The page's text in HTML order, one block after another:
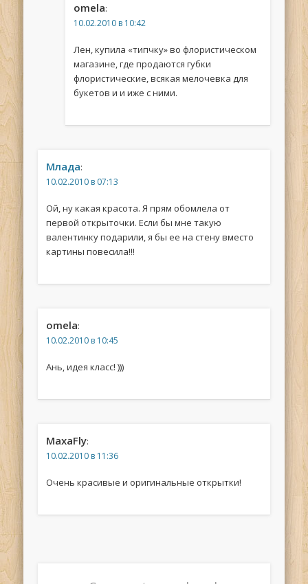
omela:
10.02.2010 в 10:42
Лен, купила «типчку» во флористическом
магазине, где продаются губки
флористические, всякая мелочевка для
букетов и и иже с ними.
Млада:
10.02.2010 в 07:13
Ой, ну какая красота. Я прям обомлела от
первой открыточки. Если бы мне такую
валентинку подарили, я бы ее на стену вместо
картины повесила!!!
omela:
10.02.2010 в 10:45
Ань, идея класс! )))
MaxaFly:
10.02.2010 в 11:36
Очень красивые и оригинальные открытки!